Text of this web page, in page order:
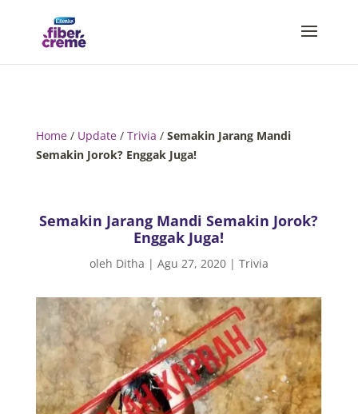
Home/ Update/ Trivia / Semakin Jarang Mandi
Semakin Jorok? Enggak Juga!
Semakin Jarang Mandi Semakin Jorok?
Enggak Juga!
oleh Ditha | Agu 27, 2020| Trivia